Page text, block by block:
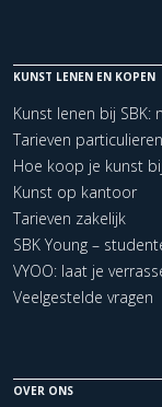
KUNST LENEN EN KOPEN
Kunst lenen bij
Tarieven particulieren
Hoe koop je kunst
Kunst op kantoor
Tarieven zakelijk
SBK Young –
VYOO: laat je
Veelgestelde vragen
OVER ONS